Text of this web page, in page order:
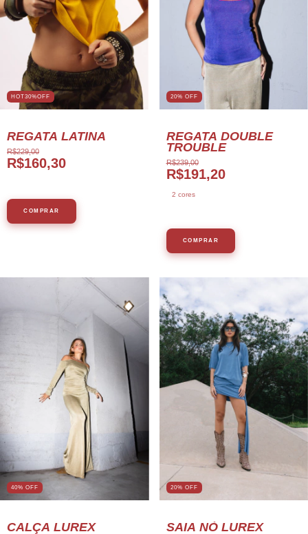
HOT30%OFF
REGATA LATINA
R$229,00
R$160,30
COMPRAR
20% OFF
REGATA DOUBLE
TROUBLE
R$239,00
R$191,20
2 cores
COMPRAR
40% OFF
CALÇA LUREX
20% OFF
SAIA NÓ LUREX